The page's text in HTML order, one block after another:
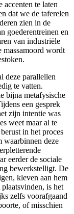
accenten te laten
dat we de taferelen
zien in de
goederentreinen en
van industriële
massamoord wordt
deze parallellen
te vatten.
bijna metafysische
een gesprek
zijn intentie was
weet maar al te
in het proces
waarbinnen deze
eerder de sociale
bewerkstelligt. De
kleven aan hem
is het
zelfs voorafgaand
of misschien